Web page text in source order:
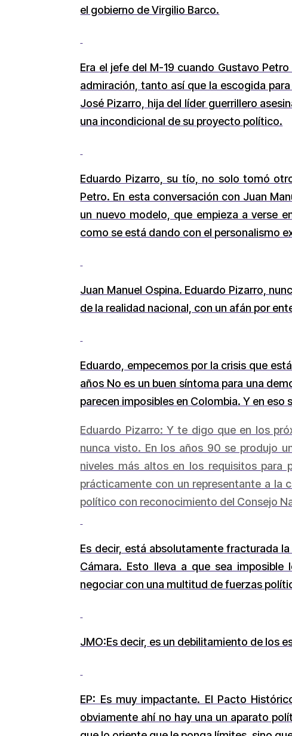
el gobierno de Virgilio Barco.
Era el jefe del M-19 cuando Gustavo
admiración, tanto así que la escogida
José Pizarro, hija del líder guerrillero
una incondicional de su proyecto político.
Eduardo Pizarro, su tío, no solo tomó
Petro. En esta conversación con Juan
un nuevo modelo, que empieza a verse
como se está dando con el personalismo
Juan Manuel Ospina. Eduardo Pizarro,
de la realidad nacional, con un afán por
Eduardo, empecemos por la crisis que
años No es un buen síntoma para una
parecen imposibles en Colombia. Y en eso
Eduardo Pizarro: Y te digo que en los
nunca visto. En los años 90 se produjo
niveles más altos en los requisitos para
prácticamente con un representante a la
político con reconocimiento del Consejo
Es decir, está absolutamente fracturada
Cámara. Esto lleva a que sea
negociar con una multitud de fuerzas
JMO:Es decir, es un debilitamiento de los
EP: Es muy impactante. El Pacto
obviamente ahí no hay una un aparato